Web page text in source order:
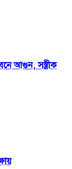
আগুন, সস্ত্রীক